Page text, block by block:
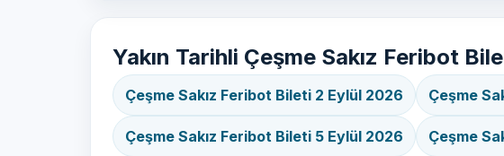
Yakın Tarihli Çeşme Sakız Feribot
Çeşme Sakız Feribot Bileti 2 Eylül 2026 Çeşme
Çeşme Sakız Feribot Bileti 5 Eylül 2026 Çeşme